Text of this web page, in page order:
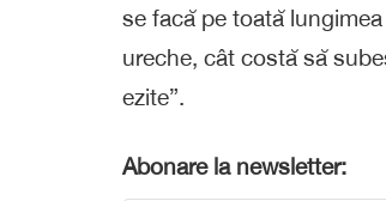
se facă pe toată
ureche, cât costă să
ezite”.
Abonare la newsletter: